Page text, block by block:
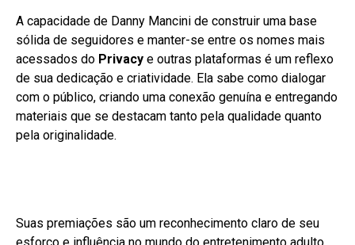
A capacidade de Danny Mancini de construir uma base
sólida de seguidores e manter-se entre os nomes mais
acessados do Privacy e outras plataformas é um reflexo
de sua dedicação e criatividade. Ela sabe como dialogar
com o público, criando uma conexão genuína e entregando
materiais que se destacam tanto pela qualidade quanto
pela originalidade.
Suas premiações são um reconhecimento claro de seu